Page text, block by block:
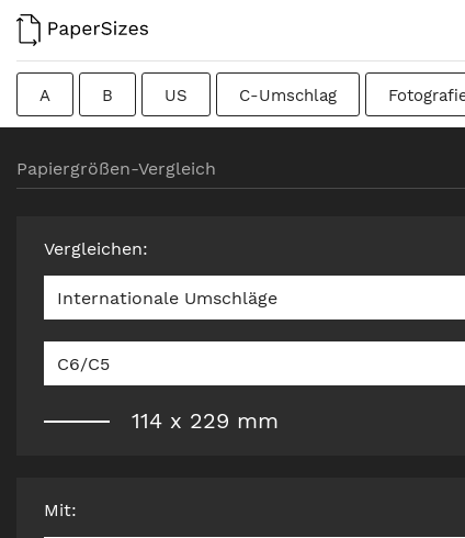
A B US C-Umschlag
Rohformat Kanadisch Traditionell britisch
Papiergrößen-Vergleich
Vergleichen:
Internationale Umschläge
C6/C5
114 x 229 mm
Mit: